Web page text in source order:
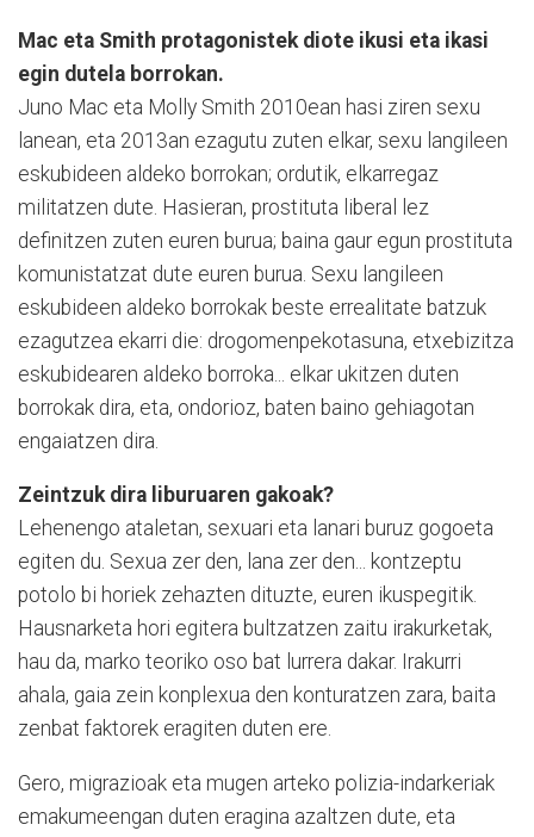
Mac eta Smith protagonistek diote ikusi eta ikasi
egin dutela borrokan.
Juno Mac eta Molly Smith 2010ean hasi ziren sexu
lanean, eta 2013an ezagutu zuten elkar, sexu langileen
eskubideen aldeko borrokan; ordutik, elkarregaz
militatzen dute. Hasieran, prostituta liberal lez
definitzen zuten euren burua; baina gaur egun prostituta
komunistatzat dute euren burua. Sexu langileen
eskubideen aldeko borrokak beste errealitate batzuk
ezagutzea ekarri die: drogomenpekotasuna, etxebizitza
eskubidearen aldeko borroka... elkar ukitzen duten
borrokak dira, eta, ondorioz, baten baino gehiagotan
engaiatzen dira.
Zeintzuk dira liburuaren gakoak?
Lehenengo ataletan, sexuari eta lanari buruz gogoeta
egiten du. Sexua zer den, lana zer den... kontzeptu
potolo bi horiek zehazten dituzte, euren ikuspegitik.
Hausnarketa hori egitera bultzatzen zaitu irakurketak,
hau da, marko teoriko oso bat lurrera dakar. Irakurri
ahala, gaia zein konplexua den konturatzen zara, baita
zenbat faktorek eragiten duten ere.
Gero, migrazioak eta mugen arteko polizia-indarkeriak
emakumeengan duten eragina azaltzen dute, eta